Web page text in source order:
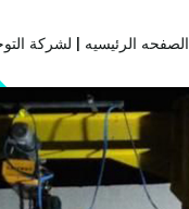
الصفحه الرئيسيه | لشركة